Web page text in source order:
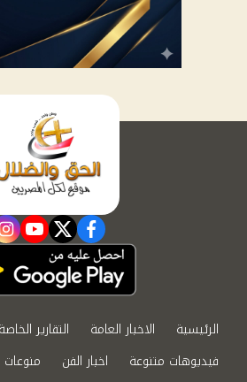
facebook
twitter
الرئيسية الاخبار العامة التقارير الخاصة
فيديوهات متنوعة
اخبار الفن